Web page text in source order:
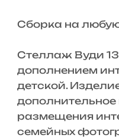
Сборка на
Стеллаж Вуди
дополнением
детской.
дополнительное
размещения
семейных